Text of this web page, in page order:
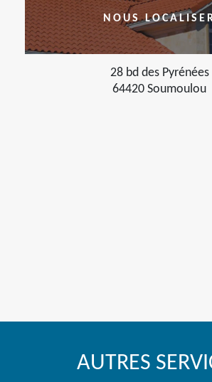
NOUS
28 bd des Pyrénées
64420 Soumoulou
AUTRES